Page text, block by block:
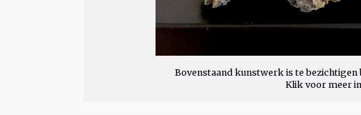
Bovenstaand kunstwerk is te bezichtigen
Klik voor meer